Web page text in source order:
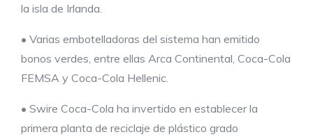
la isla de Irlanda.
• Varias embotelladoras del sistema han emitido
bonos verdes, entre ellas Arca Continental, Coca-Cola
FEMSA y Coca-Cola Hellenic.
• Swire Coca-Cola ha invertido en establecer la
primera planta de reciclaje de plástico grado